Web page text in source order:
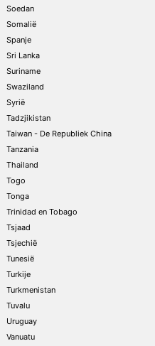
Soedan
Somalië
Spanje
Sri Lanka
Suriname
Swaziland
Syrië
Tadzjikistan
Taiwan - De Republiek China
Tanzania
Thailand
Togo
Tonga
Trinidad en Tobago
Tsjaad
Tsjechië
Tunesië
Turkije
Turkmenistan
Tuvalu
Uruguay
Vanuatu